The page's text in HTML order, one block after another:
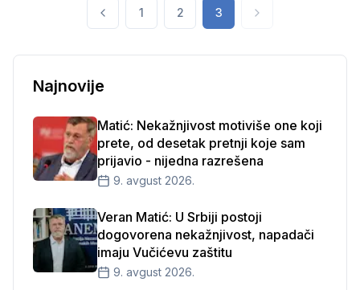
1 2 3
Najnovije
Matić: Nekažnjivost motiviše one koji
prete, od desetak pretnji koje sam
prijavio - nijedna razrešena
9. avgust 2026.
Veran Matić: U Srbiji postoji
dogovorena nekažnjivost, napadači
imaju Vučićevu zaštitu
9. avgust 2026.